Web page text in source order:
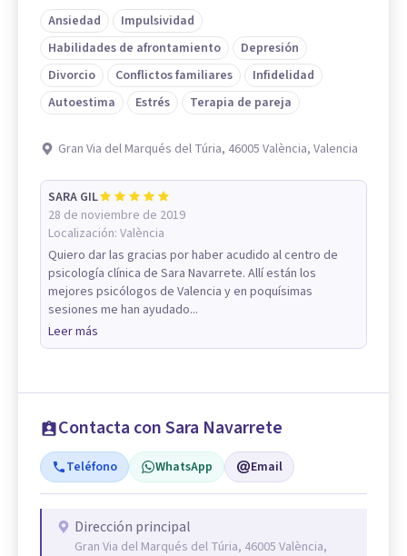
Ansiedad
Impulsividad
Habilidades de afrontamiento
Depresión
Divorcio
Conflictos familiares
Infidelidad
Autoestima
Estrés Terapia de pareja
Gran Via del Marqués del Túria, 46005 València, Valencia
SARA GIL
28 de noviembre de 2019
Localización: València
Quiero dar las gracias por haber acudido al centro de
psicología clínica de Sara Navarrete. Allí están los
mejores psicólogos de Valencia y en poquísimas
sesiones me han ayudado...
Leer más
Contacta con Sara Navarrete
Teléfono WhatsApp Email
Dirección principal
Gran Via del Marqués del Túria, 46005 València,